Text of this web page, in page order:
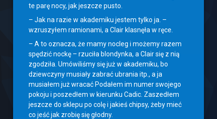
te parę nocy, jak jeszcze pusto.
– Jak na razie w akademiku jestem tylko ja. –
wzruszyłem ramionami, a Clair klasnęła w ręce.
– A to oznacza, że mamy nocleg i możemy razem
spędzić nockę – rzuciła blondynka, a Clair się z nią
zgodziła. Umówiliśmy się już w akademiku, bo
dziewczyny musiały zabrać ubrania itp., a ja
musiałem już wracać Podałem im numer swojego
pokoju i poszedłem w kierunku Cadic. Zaszedłem
jeszcze do sklepu po colę i jakieś chipsy, żeby mieć
co jeść jak zrobię się głodny.